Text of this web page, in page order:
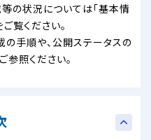
の状況については「基本情
覧ください。
の手順や、公開ステータスの
参照ください。